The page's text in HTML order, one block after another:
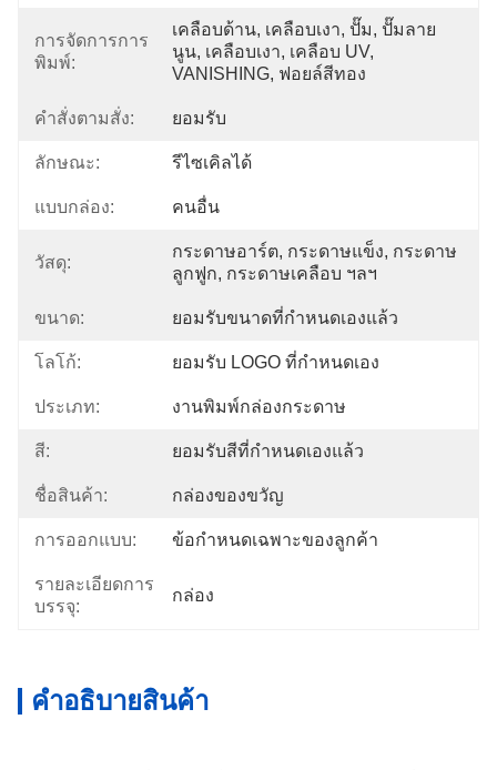
การจัดการการ
พิมพ์:
เคลือบด้าน, เคลือบเงา, ปั๊ม, ปั๊มลาย
นูน, เคลือบเงา, เคลือบ UV,
VANISHING, ฟอยล์สีทอง
คําสั่งตามสั่ง: ยอมรับ
ลักษณะ: รีไซเคิลได้
แบบกล่อง: คนอื่น
วัสดุ:
กระดาษอาร์ต, กระดาษแข็ง, กระดาษ
ลูกฟูก, กระดาษเคลือบ ฯลฯ
ขนาด: ยอมรับขนาดที่กำหนดเองแล้ว
โลโก้: ยอมรับ LOGO ที่กําหนดเอง
ประเภท: งานพิมพ์กล่องกระดาษ
สี: ยอมรับสีที่กำหนดเองแล้ว
ชื่อสินค้า: กล่องของขวัญ
การออกแบบ: ข้อกำหนดเฉพาะของลูกค้า
รายละเอียดการ
บรรจุ:
กล่อง
คําอธิบายสินค้า